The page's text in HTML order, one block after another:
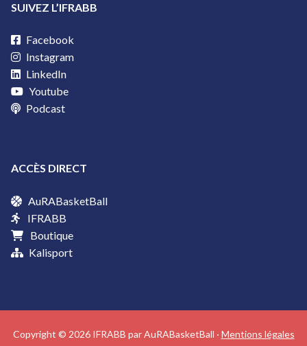
SUIVEZ L’IFRABB
Facebook
Instagram
LinkedIn
Youtube
Podcast
ACCÈS DIRECT
AuRABasketBall
IFRABB
Boutique
Kalisport
Copyright © 2026 IFRABB par AuRABasketBall · Mentions légales